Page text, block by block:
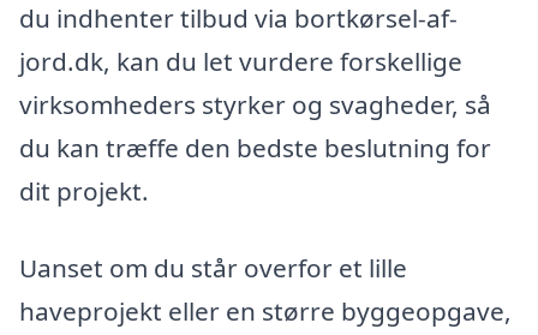
du indhenter tilbud via bortkørsel-af-
jord.dk, kan du let vurdere forskellige
virksomheders styrker og svagheder, så
du kan træffe den bedste beslutning for
dit projekt.
Uanset om du står overfor et lille
haveprojekt eller en større byggeopgave,